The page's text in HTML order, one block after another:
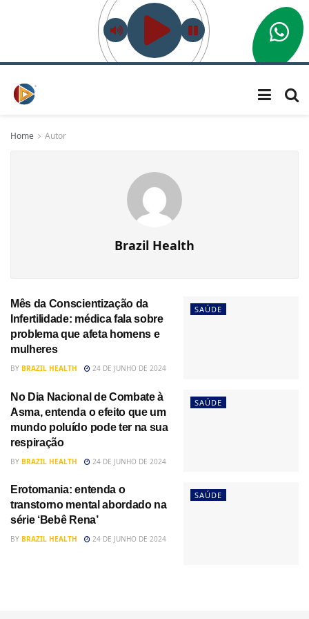
Home Autor
Brazil Health
SAÚDE
Mês da Conscientização da
Infertilidade: médica fala sobre
problema que afeta homens e
mulheres
BY BRAZIL HEALTH 24 DE JUNHO DE 2024
SAÚDE
No Dia Nacional de Combate à
Asma, entenda o efeito que um
mundo poluído pode ter na sua
respiração
BY BRAZIL HEALTH 24 DE JUNHO DE 2024
SAÚDE
Erotomania: entenda o
transtorno mental abordado na
série ‘Bebê Rena’
BY BRAZIL HEALTH 24 DE JUNHO DE 2024